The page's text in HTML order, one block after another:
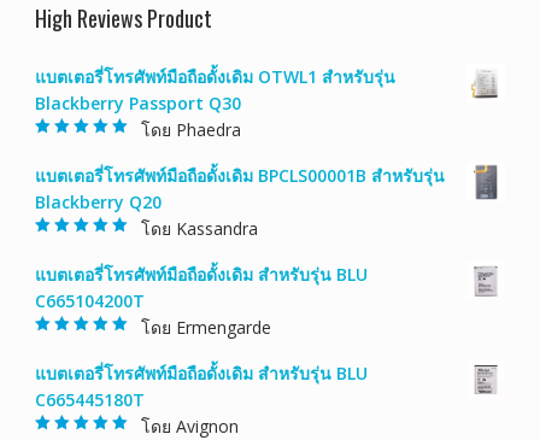
High Reviews Product
แบตเตอรี่โทรศัพท์มือถือดั้งเดิม OTWL1 สำหรับรุ่น
Blackberry Passport Q30
คะแนน
โดย Phaedra
แบตเตอรี่โทรศัพท์มือถือดั้งเดิม BPCLS00001B สำหรับรุ่น
Blackberry Q20
คะแนน
โดย Kassandra
แบตเตอรี่โทรศัพท์มือถือดั้งเดิม สำหรับรุ่น BLU
C665104200T
คะแนน
โดย Ermengarde
แบตเตอรี่โทรศัพท์มือถือดั้งเดิม สำหรับรุ่น BLU
C665445180T
โดย Avignon